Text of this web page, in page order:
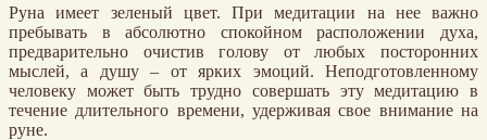
Руна имеет зеленый цвет. При медитации на нее важно
пребывать в абсолютно спокойном расположении духа,
предварительно очистив голову от любых посторонних
мыслей, а душу – от ярких эмоций. Неподготовленному
человеку может быть трудно совершать эту медитацию в
течение длительного времени, удерживая свое внимание на
руне.